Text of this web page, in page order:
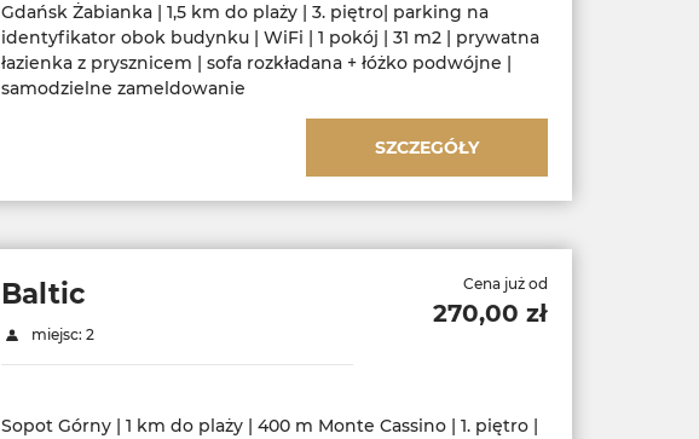
Gdańsk Żabianka | 1,5 km do plaży | 3. piętro| parking na
identyfikator obok budynku | WiFi | 1 pokój | 31 m2 | prywatna
łazienka z prysznicem | sofa rozkładana + łóżko podwójne |
samodzielne zameldowanie
SZCZEGÓŁY
Baltic
miejsc: 2
Cena już od
270,00 zł
Sopot Górny | 1 km do plaży | 400 m Monte Cassino | 1. piętro |